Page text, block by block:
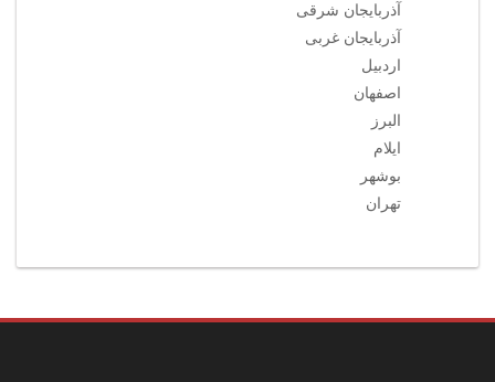
آذربایجان شرقی
آذربایجان غربی
اردبیل
اصفهان
البرز
ایلام
بوشهر
تهران